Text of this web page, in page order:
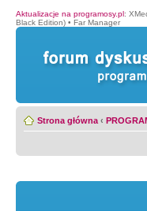
Aktualizacje na programosy.pl:
Black Edition) • Far Manager
Strona główna ‹